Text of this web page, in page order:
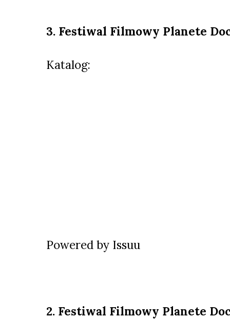
3. Festiwal Filmowy Planete
Katalog:
Powered by Issuu
2. Festiwal Filmowy Planete